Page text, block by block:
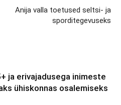
Anija valla toetused seltsi- ja
sporditegevuseks
ja erivajadusega inimeste
ühiskonnas osalemiseks